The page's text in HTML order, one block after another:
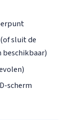
sluit de
scherm